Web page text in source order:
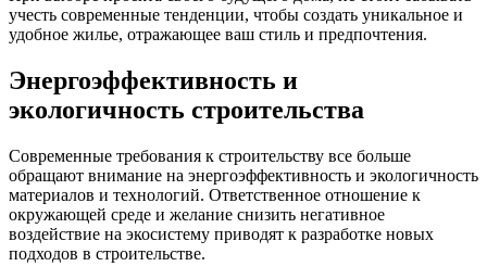
учесть современные тенденции, чтобы создать уникальное и
удобное жилье, отражающее ваш стиль и предпочтения.
Энергоэффективность и
экологичность строительства
Современные требования к строительству все больше
обращают внимание на энергоэффективность и экологичность
материалов и технологий. Ответственное отношение к
окружающей среде и желание снизить негативное
воздействие на экосистему приводят к разработке новых
подходов в строительстве.